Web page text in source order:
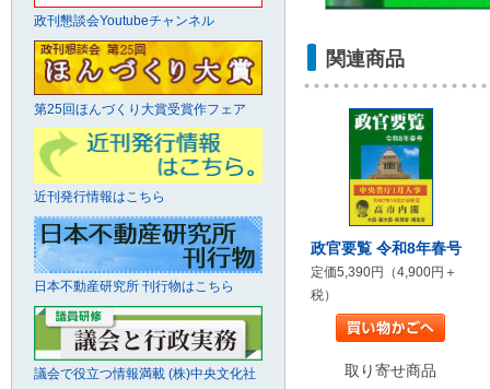
関連商品
政官要覧 令和8年春号
定価5,390円（4,900円＋
税）
取り寄せ商品
政刊懇談会Youtubeチャンネル
第25回ほんづくり大賞受賞作フェア
近刊発行情報はこちら
日本不動産研究所 刊行物はこちら
議会で役立つ情報満載 (株)中央文化社